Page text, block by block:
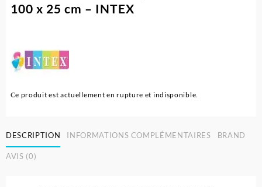
100 x 25 cm – INTEX
Ce produit est actuellement en rupture et indisponible.
DESCRIPTION INFORMATIONS COMPLÉMENTAIRES BRAND
AVIS (0)